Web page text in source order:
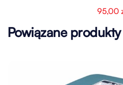
95,00
Powiązane produkty